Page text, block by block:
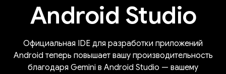
Android Studio
Официальная IDE для разработки приложений
Android теперь повышает вашу производительность
благодаря Gemini в Android Studio — вашему